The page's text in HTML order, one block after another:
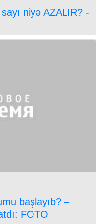
niyə AZALIR? -
başlayıb? –
FOTO